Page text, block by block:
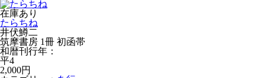
在庫あり
たらちね
井伏鱒二
筑摩書房 1冊 初函帯
和暦刊行年：
平4
2,000円